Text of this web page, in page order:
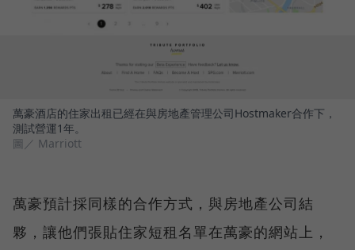
萬豪酒店的住家出租已經在與房地產管理公司Hostmaker合作下，
測試營運1年。
圖／ Marriott
萬豪預計採同樣的合作方式，與房地產公司結
夥，讓他們張貼住家短租名單在萬豪的網站上，